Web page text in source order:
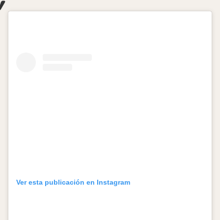
Ver esta publicación en Instagram